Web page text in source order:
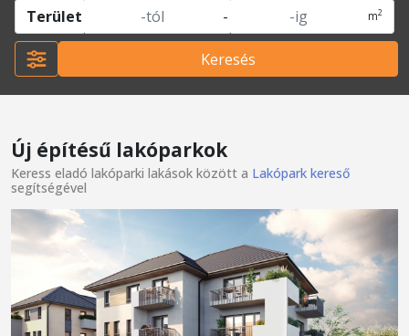
Terület - m2
Keresés
Új építésű lakóparkok
Keress eladó lakóparki lakások között a Lakópark kereső
segítségével